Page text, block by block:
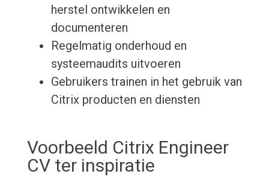
herstel ontwikkelen en
documenteren
Regelmatig onderhoud en
systeemaudits uitvoeren
Gebruikers trainen in het gebruik van
Citrix producten en diensten
Voorbeeld Citrix Engineer
CV ter inspiratie